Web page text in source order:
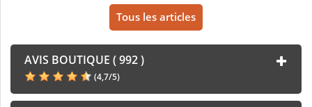
Tous les articles
AVIS BOUTIQUE ( 992 )
(4,7/5)